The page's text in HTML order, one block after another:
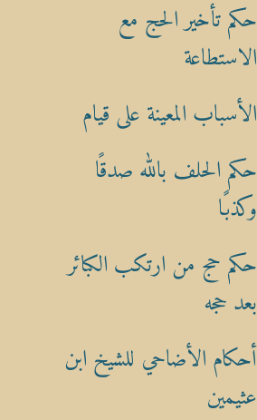
حكم تأخير الحج مع
الاستطاعة
الأسباب المعينة على قيام
حكم الحلف بالله صدقًا
وكذبًا
حكم حج من ارتكب الكبائر
بعد حجه
أحكام الأضاحي للشيخ ابن
عثيمين